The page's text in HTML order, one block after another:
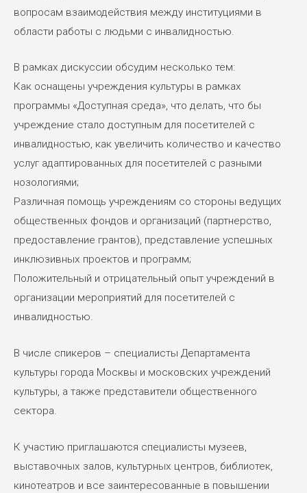
вопросам взаимодействия между институциями в
области работы с людьми с инвалидностью.
В рамках дискуссии обсудим несколько тем:
Как оснащены учреждения культуры в рамках
программы «Доступная среда», что делать, что бы
учреждение стало доступным для посетителей с
инвалидностью, как увеличить количество и качество
услуг адаптированных для посетителей с разными
нозологиями;
Различная помощь учреждениям со стороны ведущих
общественных фондов и организаций (партнерство,
предоставление грантов), представление успешных
инклюзивных проектов и программ;
Положительный и отрицательный опыт учреждений в
организации мероприятий для посетителей с
инвалидностью.
В числе спикеров – специалисты Департамента
культуры города Москвы и московских учреждений
культуры, а также представители общественного
сектора.
К участию приглашаются специалисты музеев,
выставочных залов, культурных центров, библиотек,
кинотеатров и все заинтересованные в повышении